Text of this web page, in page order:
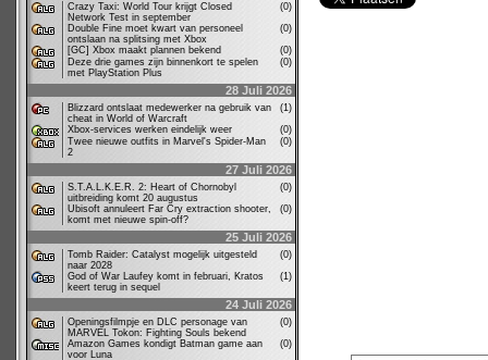
Crazy Taxi: World Tour krijgt Closed
Network Test in september
(0)
Double Fine moet kwart van personeel
ontslaan na splitsing met Xbox
(0)
[GC] Xbox maakt plannen bekend
(0)
Deze drie games zijn binnenkort te spelen
met PlayStation Plus
(0)
28 Juli 2026
Blizzard ontslaat medewerker na gebruik van
cheat in World of Warcraft
(1)
Xbox-services werken eindelijk weer
(0)
Twee nieuwe outfits in Marvel's Spider-Man
2
(0)
27 Juli 2026
S.T.A.L.K.E.R. 2: Heart of Chornobyl
uitbreiding komt 20 augustus
(0)
Ubisoft annuleert Far Cry extraction shooter,
komt met nieuwe spin-off?
(0)
25 Juli 2026
Tomb Raider: Catalyst mogelijk uitgesteld
naar 2028
(0)
God of War Laufey komt in februari, Kratos
keert terug in sequel
(1)
24 Juli 2026
Openingsfilmpje en DLC personage van
MARVEL Tokon: Fighting Souls bekend
(0)
Amazon Games kondigt Batman game aan
voor Luna
(0)